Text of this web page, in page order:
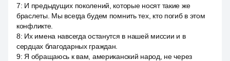
7: И предыдущих поколений, которые носят такие же
браслеты. Мы всегда будем помнить тех, кто погиб в этом
конфликте.
8: Их имена навсегда останутся в нашей миссии и в
сердцах благодарных граждан.
9: Я обращаюсь к вам, американский народ, не через